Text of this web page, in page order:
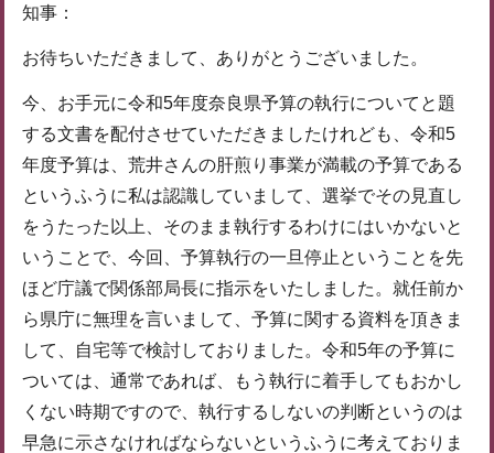
知事：
お待ちいただきまして、ありがとうございました。
今、お手元に令和5年度奈良県予算の執行についてと題
する文書を配付させていただきましたけれども、令和5
年度予算は、荒井さんの肝煎り事業が満載の予算である
というふうに私は認識していまして、選挙でその見直し
をうたった以上、そのまま執行するわけにはいかないと
いうことで、今回、予算執行の一旦停止ということを先
ほど庁議で関係部局長に指示をいたしました。就任前か
ら県庁に無理を言いまして、予算に関する資料を頂きま
して、自宅等で検討しておりました。令和5年の予算に
ついては、通常であれば、もう執行に着手してもおかし
くない時期ですので、執行するしないの判断というのは
早急に示さなければならないというふうに考えておりま